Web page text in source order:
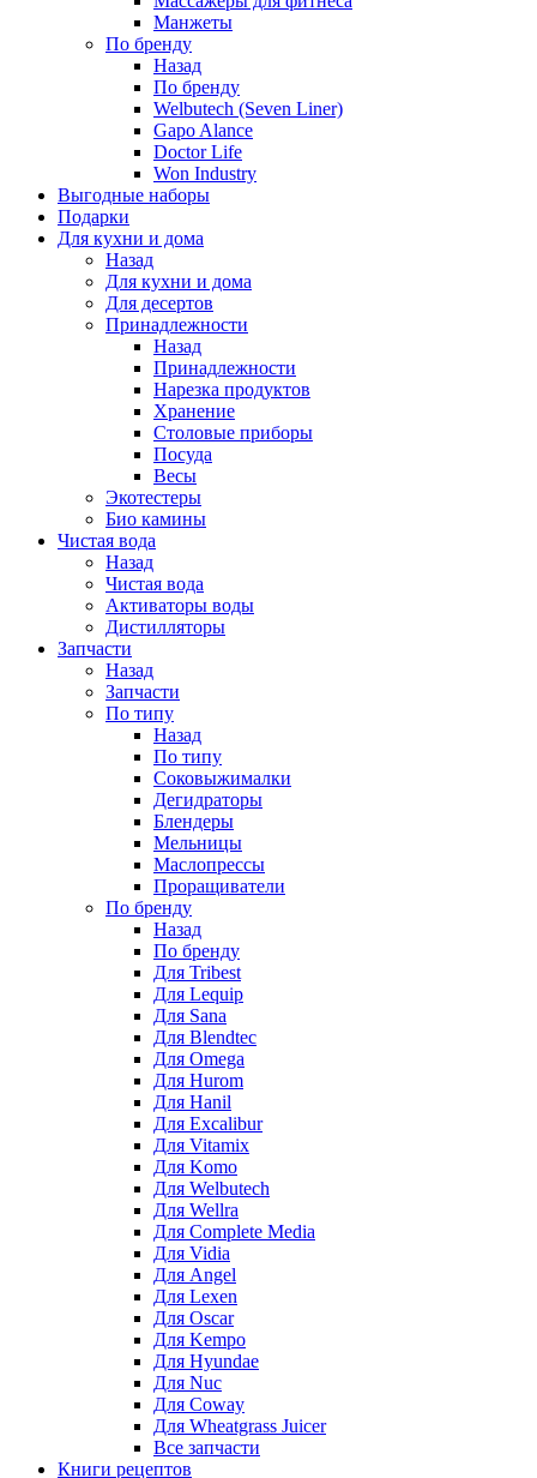
Манжеты
По бренду
Назад
По бренду
Welbutech (Seven Liner)
Gapo Alance
Doctor Life
Won Industry
Выгодные наборы
Подарки
Для кухни и дома
Назад
Для кухни и дома
Для десертов
Принадлежности
Назад
Принадлежности
Нарезка продуктов
Хранение
Столовые приборы
Посуда
Весы
Экотестеры
Био камины
Чистая вода
Назад
Чистая вода
Активаторы воды
Дистилляторы
Запчасти
Назад
Запчасти
По типу
Назад
По типу
Соковыжималки
Дегидраторы
Блендеры
Мельницы
Маслопрессы
Проращиватели
По бренду
Назад
По бренду
Для Tribest
Для Lequip
Для Sana
Для Blendtec
Для Omega
Для Hurom
Для Hanil
Для Excalibur
Для Vitamix
Для Komo
Для Welbutech
Для Wellra
Для Complete Media
Для Vidia
Для Angel
Для Lexen
Для Oscar
Для Kempo
Для Hyundae
Для Nuc
Для Coway
Для Wheatgrass Juicer
Все запчасти
Книги рецептов